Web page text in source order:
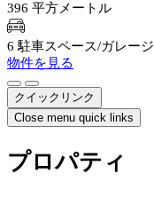
396 平方メートル
6 駐車スペース/ガレージ
物件を見る
クイックリンク
Close menu quick links
プロパティ